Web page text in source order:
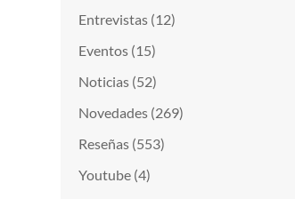
Entrevistas(12)
Eventos(15)
Noticias(52)
Novedades(269)
Reseñas(553)
Youtube(4)